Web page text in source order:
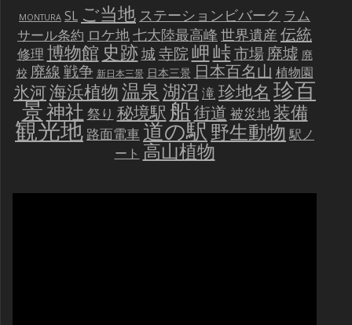
MONTURA SL ご当地 ステーションビバーク ラム
サール条約 ロケ地七大陸最高峰 世界遺産 伝統
修理 博物館 史跡城寺院岬峠市場 廃墟 廃
校 廃線戦争 新日本三景 日本三景 日本百名山 植物園
氷河海浜植物温泉湖沼 滝珍地名 珍百
景神社 祭り 秘境駅船街道 被災地 装備
観光地 路面電車道の駅野生動物 駅ノ
ート 高山植物